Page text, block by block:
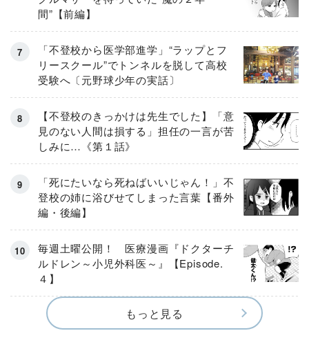
間”【前編】
「不登校から医学部進学」“ラップとフ
リースクール”でトンネルを脱して高校
受験へ〔元野球少年の実話〕
【不登校のきっかけは先生でした】「意
見のない人間は損する」担任の一言が苦
しみに…《第１話》
「死にたいなら死ねばいいじゃん！」不
登校の姉に浴びせてしまった言葉【番外
編・後編】
毎週土曜公開！ 医療漫画『ドクターチ
ルドレン～小児外科医～』【Episode.
４】
もっと見る